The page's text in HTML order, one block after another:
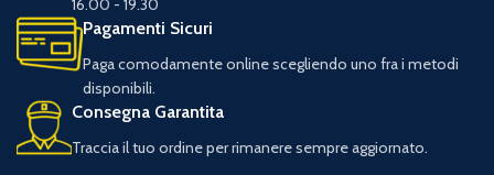
16.00 - 19.30
Pagamenti Sicuri
Paga comodamente online scegliendo uno fra i metodi
disponibili.
Consegna Garantita
Traccia il tuo ordine per rimanere sempre aggiornato.